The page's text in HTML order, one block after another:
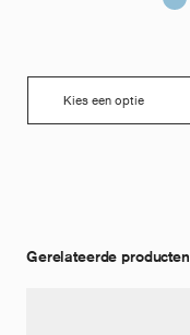
Gerelateerde producten